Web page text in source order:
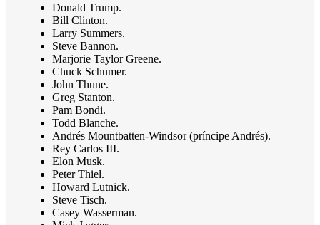
Donald Trump.
Bill Clinton.
Larry Summers.
Steve Bannon.
Marjorie Taylor Greene.
Chuck Schumer.
John Thune.
Greg Stanton.
Pam Bondi.
Todd Blanche.
Andrés Mountbatten-Windsor (príncipe Andrés).
Rey Carlos III.
Elon Musk.
Peter Thiel.
Howard Lutnick.
Steve Tisch.
Casey Wasserman.